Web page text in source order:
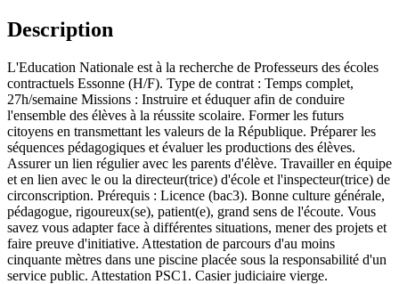
Description
L'Education Nationale est à la recherche de Professeurs des écoles
contractuels Essonne (H/F). Type de contrat : Temps complet,
27h/semaine Missions : Instruire et éduquer afin de conduire
l'ensemble des élèves à la réussite scolaire. Former les futurs
citoyens en transmettant les valeurs de la République. Préparer les
séquences pédagogiques et évaluer les productions des élèves.
Assurer un lien régulier avec les parents d'élève. Travailler en équipe
et en lien avec le ou la directeur(trice) d'école et l'inspecteur(trice) de
circonscription. Prérequis : Licence (bac3). Bonne culture générale,
pédagogue, rigoureux(se), patient(e), grand sens de l'écoute. Vous
savez vous adapter face à différentes situations, mener des projets et
faire preuve d'initiative. Attestation de parcours d'au moins
cinquante mètres dans une piscine placée sous la responsabilité d'un
service public. Attestation PSC1. Casier judiciaire vierge.